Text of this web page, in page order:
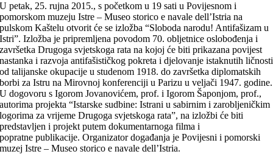
U petak, 25. rujna 2015., s početkom u 19 sati u Povijesnom i
pomorskom muzeju Istre – Museo storico e navale dell’Istria na
pulskom Kaštelu otvorit će se izložba “Sloboda narodu! Antifašizam u
Istri”. Izložba je pripremljena povodom 70. obljetnice oslobođenja i
završetka Drugoga svjetskoga rata na kojoj će biti prikazana povijest
nastanka i razvoja antifašističkog pokreta i djelovanje istaknutih ličnosti
od talijanske okupacije u studenom 1918. do završetka diplomatskih
borbi za Istru na Mirovnoj konferenciji u Parizu u veljači 1947. godine.
U dogovoru s Igorom Jovanovićem, prof. i Igorom Šaponjom, prof.,
autorima projekta “Istarske sudbine: Istrani u sabirnim i zarobljeničkim
logorima za vrijeme Drugoga svjetskoga rata”, na izložbi će biti
predstavljen i projekt putem dokumentarnoga filma i
popratne publikacije. Organizator događanja je Povijesni i pomorski
muzej Istre – Museo storico e navale dell’Istria.